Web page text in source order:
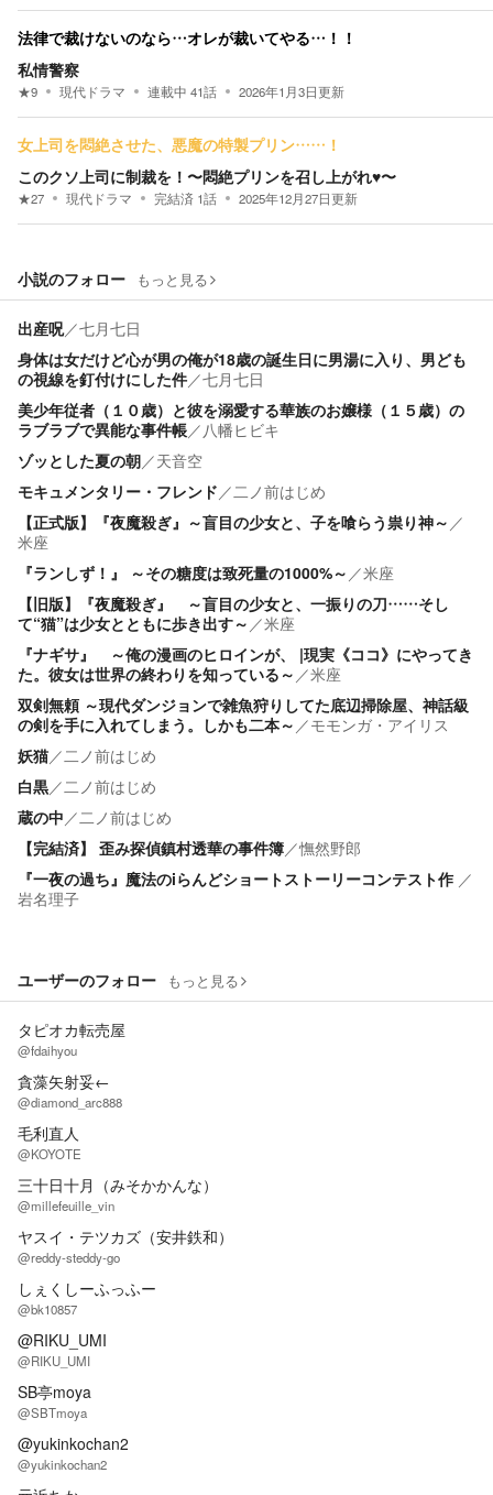
法律で裁けないのなら…オレが裁いてやる…！！
私情警察
★9 現代ドラマ 連載中 41話 2026年1月3日更新
女上司を悶絶させた、悪魔の特製プリン……！
このクソ上司に制裁を！〜悶絶プリンを召し上がれ♥️〜
★27 現代ドラマ 完結済 1話 2025年12月27日更新
小説のフォロー もっと見る
出産呪／七月七日
身体は女だけど心が男の俺が18歳の誕生日に男湯に入り、男ども
の視線を釘付けにした件／七月七日
美少年従者（１０歳）と彼を溺愛する華族のお嬢様（１５歳）の
ラブラブで異能な事件帳／ 八幡ヒビキ
ゾッとした夏の朝／天音空
モキュメンタリー・フレンド／二ノ前はじめ
【正式版】『夜魔殺ぎ』～盲目の少女と、子を喰らう祟り神～ ／
米座
『ランしず！』 ～その糖度は致死量の1000%～ ／米座
【旧版】『夜魔殺ぎ』 ～盲目の少女と、一振りの刀……そし
て“猫”は少女とともに歩き出す～ ／米座
『ナギサ』 ～俺の漫画のヒロインが、 |現実《ココ》にやってき
た。彼女は世界の終わりを知っている～ ／米座
双剣無頼 ～現代ダンジョンで雑魚狩りしてた底辺掃除屋、神話級
の剣を手に入れてしまう。しかも二本～ ／モモンガ・アイリス
妖猫／二ノ前はじめ
白黒／二ノ前はじめ
蔵の中／二ノ前はじめ
【完結済】 歪み探偵鎮村透華の事件簿／憮然野郎
『一夜の過ち』魔法のiらんどショートストーリーコンテスト作 ／
岩名理子
ユーザーのフォロー もっと見る
タピオカ転売屋
@fdaihyou
貪藻矢射妥←
@diamond_arc888
毛利直人
@KOYOTE
三十日十月（みそかかんな）
@millefeuille_vin
ヤスイ・テツカズ（安井鉄和）
@reddy-steddy-go
しぇくしーふっふー
@bk10857
@RIKU_UMI
@RIKU_UMI
SB亭moya
@SBTmoya
@yukinkochan2
@yukinkochan2